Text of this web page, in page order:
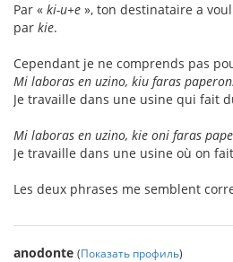
Par « ki-u+e », ton destinataire a
par kie.
Cependant je ne comprends pas
Mi laboras en uzino, kiu faras paperon.
Je travaille dans une usine qui fait
Mi laboras en uzino, kie oni faras
Je travaille dans une usine où on
Les deux phrases me semblent
anodonte (Показать профиль)